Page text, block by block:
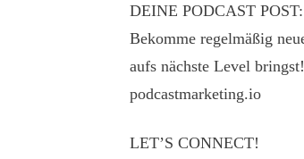
DEINE PODCAST POST:
Bekomme regelmäßig
aufs nächste Level bringst!
podcastmarketing.io
LET’S CONNECT!